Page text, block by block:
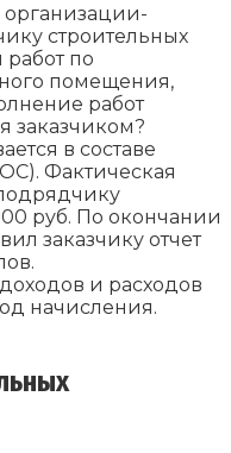
организации-
строительных
по
помещения,
работ
заказчиком?
в составе
Фактическая
руб. По окончании
заказчику отчет
и расходов
начисления.